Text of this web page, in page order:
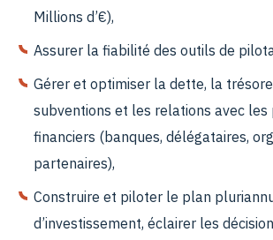
Millions d’€),
Assurer la fiabilité des outils de
Gérer et optimiser la dette, la
subventions et les relations avec les
financiers (banques, délégataires,
partenaires),
Construire et piloter le plan
d’investissement, éclairer les